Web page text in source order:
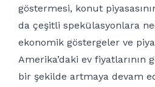
göstermesi, konut
da çeşitli spekülasyonlara
ekonomik göstergeler ve
Amerika’daki ev fiyatlarının
bir şekilde artmaya devam